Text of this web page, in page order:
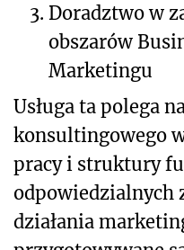
3. Doradztwo w
obszarów
Marketingu
Usługa ta polega
konsultingowego
pracy i struktury
odpowiedzialnych
działania